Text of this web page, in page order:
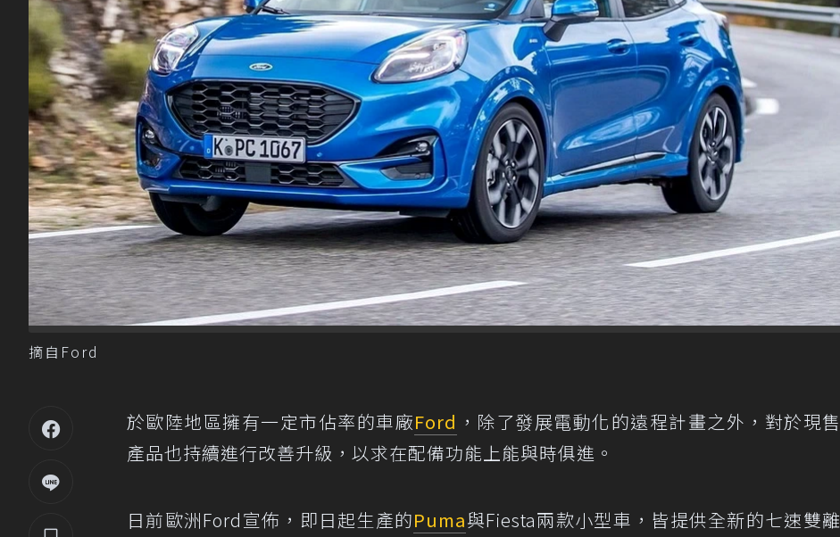
摘自Ford
於歐陸地區擁有一定市佔率的車廠Ford ，除了發展電動化的遠程計畫之外，對於現售
產品也持續進行改善升級，以求在配備功能上能與時俱進。
日前歐洲Ford宣佈，即日起生產的Puma與Fiesta兩款小型車，皆提供全新的七速雙離